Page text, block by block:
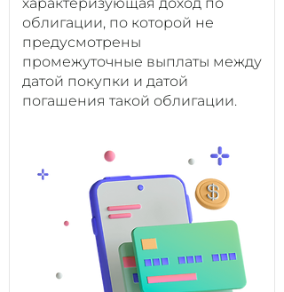
облигации, по которой не
предусмотрены
промежуточные выплаты между
датой покупки и датой
погашения такой облигации.